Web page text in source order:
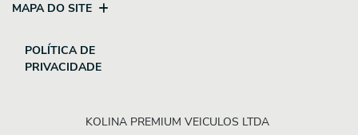
MAPA DO SITE
POLÍTICA DE
PRIVACIDADE
KOLINA PREMIUM VEICULOS LTDA